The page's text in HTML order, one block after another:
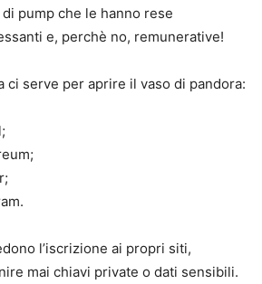
pump che le hanno rese
e, perchè no, remunerative!
ci serve per aprire il vaso di pandora:
l’iscrizione ai propri siti,
mai chiavi private o dati sensibili.